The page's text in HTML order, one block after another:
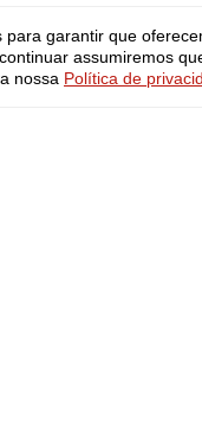
para garantir que
assumiremos
nossa Política de